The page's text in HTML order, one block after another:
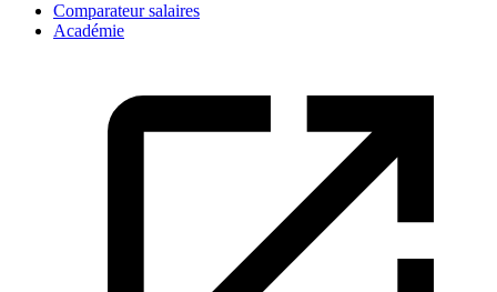
Comparateur salaires
Académie